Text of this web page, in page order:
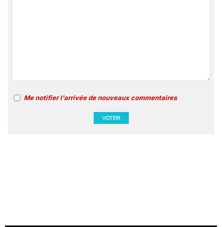
Me notifier l'arrivée de nouveaux commentaires